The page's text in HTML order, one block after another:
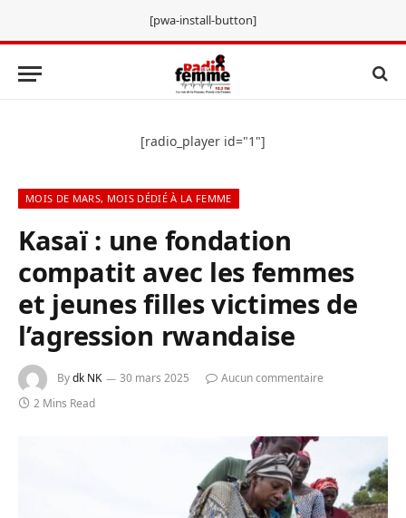
[pwa-install-button]
[radio_player id="1"]
MOIS DE MARS, MOIS DÉDIÉ À LA FEMME
Kasaï : une fondation
compatit avec les femmes
et jeunes filles victimes de
l’agression rwandaise
Bydk NK 30 mars 2025
Aucun commentaire
2 Mins Read